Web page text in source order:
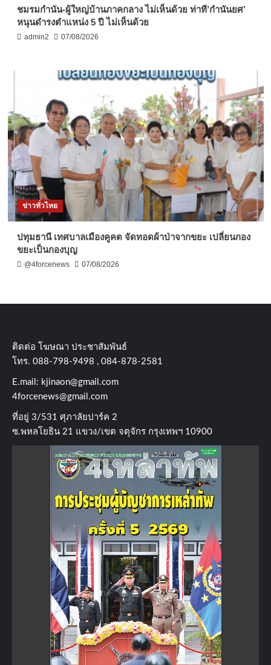
ชมรมกำนัน-ผู้ใหญ่บ้านภาคกลาง ไม่เห็นด้วย ท่าที’กำนันยศ’
หนุนดำรงตำแหน่ง 5 ปี ไม่เห็นด้วย
admin2 07/08/2026
ข่าวทั่วไทย
ปทุมธานี เทศบาลเมืองคูคต จัดทอดผ้าป่าจากขยะ เปลี่ยนกอง
ขยะเป็นกองบุญ
@4forcenews 07/08/2026
ติดต่อ​ โฆษณา​ ประชาสัมพันธ์
โทร​. 088-798-9498 , 084-878-2581
E.mail: kjinaon@gmail.com
4forcenews@gmail.com
ที่อยู่​ 3/531​ ศุภาลัยปาร์ค​ 2
ซ.พหลโยธิน​ 21​ แขวง/เขต​ จตุจักร​ กรุงเทพฯ 10900